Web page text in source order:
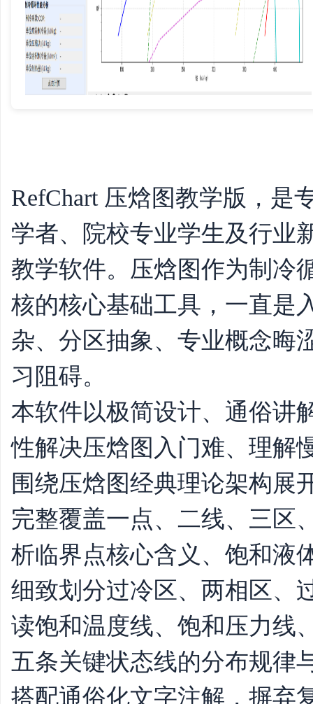
RefChart 压焓图教学版，是
学者、院校专业学生及行业
教学软件。压焓图作为制冷
核的核心基础工具，一直是
杂、分区抽象、专业概念晦
习阻碍。
本软件以极简设计、通俗讲
性解决压焓图入门难、理解
围绕压焓图经典理论架构展
完整覆盖一点、二线、三区
析临界点核心含义、饱和液
细致划分过冷区、两相区、
读饱和温度线、饱和压力线
五条关键状态线的分布规律
搭配通俗化文字注解，摒弃